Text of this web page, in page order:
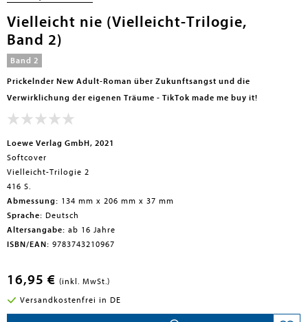
Vielleicht nie (Vielleicht-Trilogie,
Band 2)
Band 2
Prickelnder New Adult-Roman über Zukunftsangst und die
Verwirklichung der eigenen Träume - TikTok made me buy it!
Loewe Verlag GmbH, 2021
Softcover
Vielleicht-Trilogie 2
416 S.
Abmessung: 134 mm x 206 mm x 37 mm
Sprache: Deutsch
Altersangabe: ab 16 Jahre
ISBN/EAN: 9783743210967
16,95 € (inkl. MwSt.)
Versandkostenfrei in DE